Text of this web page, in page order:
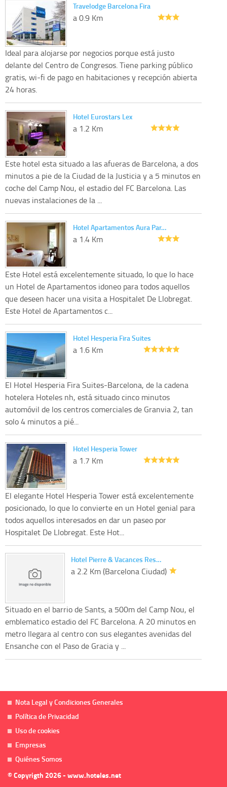
Travelodge Barcelona Fira
a 0.9 Km
Ideal para alojarse por negocios porque está justo
delante del Centro de Congresos. Tiene parking público
gratis, wi-fi de pago en habitaciones y recepción abierta
24 horas.
Hotel Eurostars Lex
a 1.2 Km
Este hotel esta situado a las afueras de Barcelona, a dos
minutos a pie de la Ciudad de la Justicia y a 5 minutos en
coche del Camp Nou, el estadio del FC Barcelona. Las
nuevas instalaciones de la ...
Hotel Apartamentos Aura Par…
a 1.4 Km
Este Hotel está excelentemente situado, lo que lo hace
un Hotel de Apartamentos idoneo para todos aquellos
que deseen hacer una visita a Hospitalet De Llobregat.
Este Hotel de Apartamentos c...
Hotel Hesperia Fira Suites
a 1.6 Km
El Hotel Hesperia Fira Suites-Barcelona, de la cadena
hotelera Hoteles nh, está situado cinco minutos
automóvil de los centros comerciales de Granvia 2, tan
solo 4 minutos a pié...
Hotel Hesperia Tower
a 1.7 Km
El elegante Hotel Hesperia Tower está excelentemente
posicionado, lo que lo convierte en un Hotel genial para
todos aquellos interesados en dar un paseo por
Hospitalet De Llobregat. Este Hot...
Hotel Pierre & Vacances Res…
a 2.2 Km (Barcelona Ciudad)
Situado en el barrio de Sants, a 500m del Camp Nou, el
emblematico estadio del FC Barcelona. A 20 minutos en
metro llegara al centro con sus elegantes avenidas del
Ensanche con el Paso de Gracia y ...
Nota Legal y Condiciones Generales
Política de Privacidad
Uso de cookies
Empresas
Quiénes Somos
© Copyrigth 2026 - www.hoteles.net